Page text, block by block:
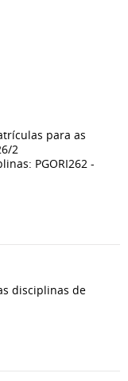
para as
2
PGORI262 -
disciplinas de